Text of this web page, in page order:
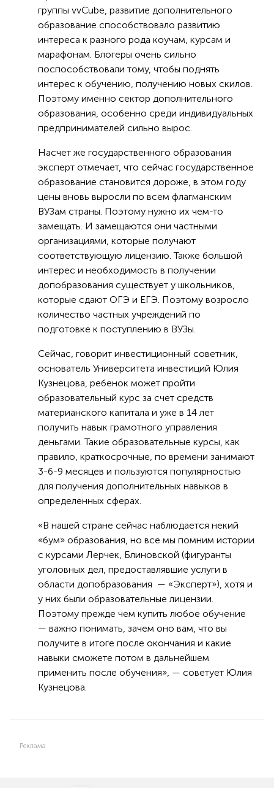
группы vvCube, развитие дополнительного
образование способствовало развитию
интереса к разного рода коучам, курсам и
марафонам. Блогеры очень сильно
поспособствовали тому, чтобы поднять
интерес к обучению, получению новых скилов.
Поэтому именно сектор дополнительного
образования, особенно среди индивидуальных
предпринимателей сильно вырос.
Насчет же государственного образования
эксперт отмечает, что сейчас государственное
образование становится дороже, в этом году
цены вновь выросли по всем флагманским
ВУЗам страны. Поэтому нужно их чем-то
замещать. И замещаются они частными
организациями, которые получают
соответствующую лицензию. Также большой
интерес и необходимость в получении
допобразования существует у школьников,
которые сдают ОГЭ и ЕГЭ. Поэтому возросло
количество частных учреждений по
подготовке к поступлению в ВУЗы.
Сейчас, говорит инвестиционный советник,
основатель Университета инвестиций Юлия
Кузнецова, ребенок может пройти
образовательный курс за счет средств
материанского капитала и уже в 14 лет
получить навык грамотного управления
деньгами. Такие образовательные курсы, как
правило, краткосрочные, по времени занимают
3-6-9 месяцев и пользуются популярностью
для получения дополнительных навыков в
определенных сферах.
«В нашей стране сейчас наблюдается некий
«бум» образования, но все мы помним истории
с курсами Лерчек, Блиновской (фигуранты
уголовных дел, предоставлявшие услуги в
области допобразования — «Эксперт»), хотя и
у них были образовательные лицензии.
Поэтому прежде чем купить любое обучение
— важно понимать, зачем оно вам, что вы
получите в итоге после окончания и какие
навыки сможете потом в дальнейшем
применить после обучения», — советует Юлия
Кузнецова.
Реклама